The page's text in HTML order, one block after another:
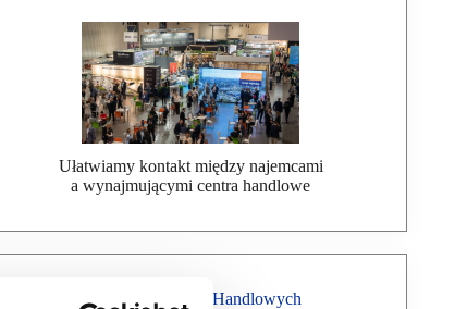
Ułatwiamy kontakt między najemcami
a wynajmującymi centra handlowe
Magazyn Centrów Handlowych